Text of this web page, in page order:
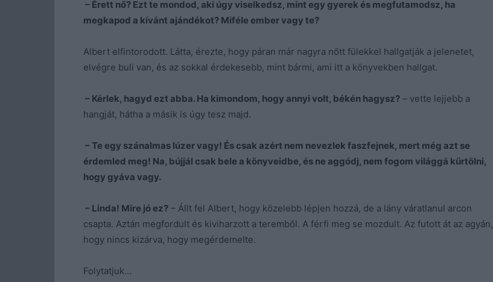
– Érett nő? Ezt te mondod, aki úgy viselkedsz, mint egy gyerek és megfutamodsz, ha
megkapod a kívánt ajándékot? Miféle ember vagy te?
Albert elfintorodott. Látta, érezte, hogy páran már nagyra nőtt fülekkel hallgatják a jelenetet,
elvégre buli van, és az sokkal érdekesebb, mint bármi, ami itt a könyvekben hallgat.
– Kérlek, hagyd ezt abba. Ha kimondom, hogy annyi volt, békén hagysz? – vette lejjebb a
hangját, hátha a másik is úgy tesz majd.
– Te egy szánalmas lúzer vagy! És csak azért nem nevezlek faszfejnek, mert még azt se
érdemled meg! Na, bújjál csak bele a könyveidbe, és ne aggódj, nem fogom világgá kürtölni,
hogy gyáva vagy.
– Linda! Mire jó ez? – Állt fel Albert, hogy közelebb lépjen hozzá, de a lány váratlanul arcon
csapta. Aztán megfordult és kiviharzott a teremből. A férfi meg se mozdult. Az futott át az agyán,
hogy nincs kizárva, hogy megérdemelte.
Folytatjuk…